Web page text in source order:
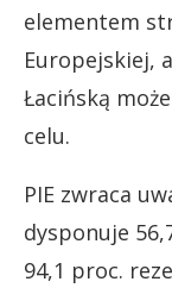
elementem
Europejskiej,
Łacińską
celu.
PIE zwraca
dysponuje
94,1 proc.